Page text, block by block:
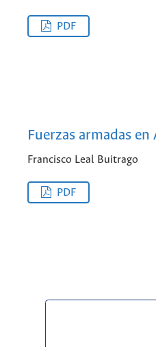
PDF
Fuerzas armadas
Francisco Leal Buitrago
PDF